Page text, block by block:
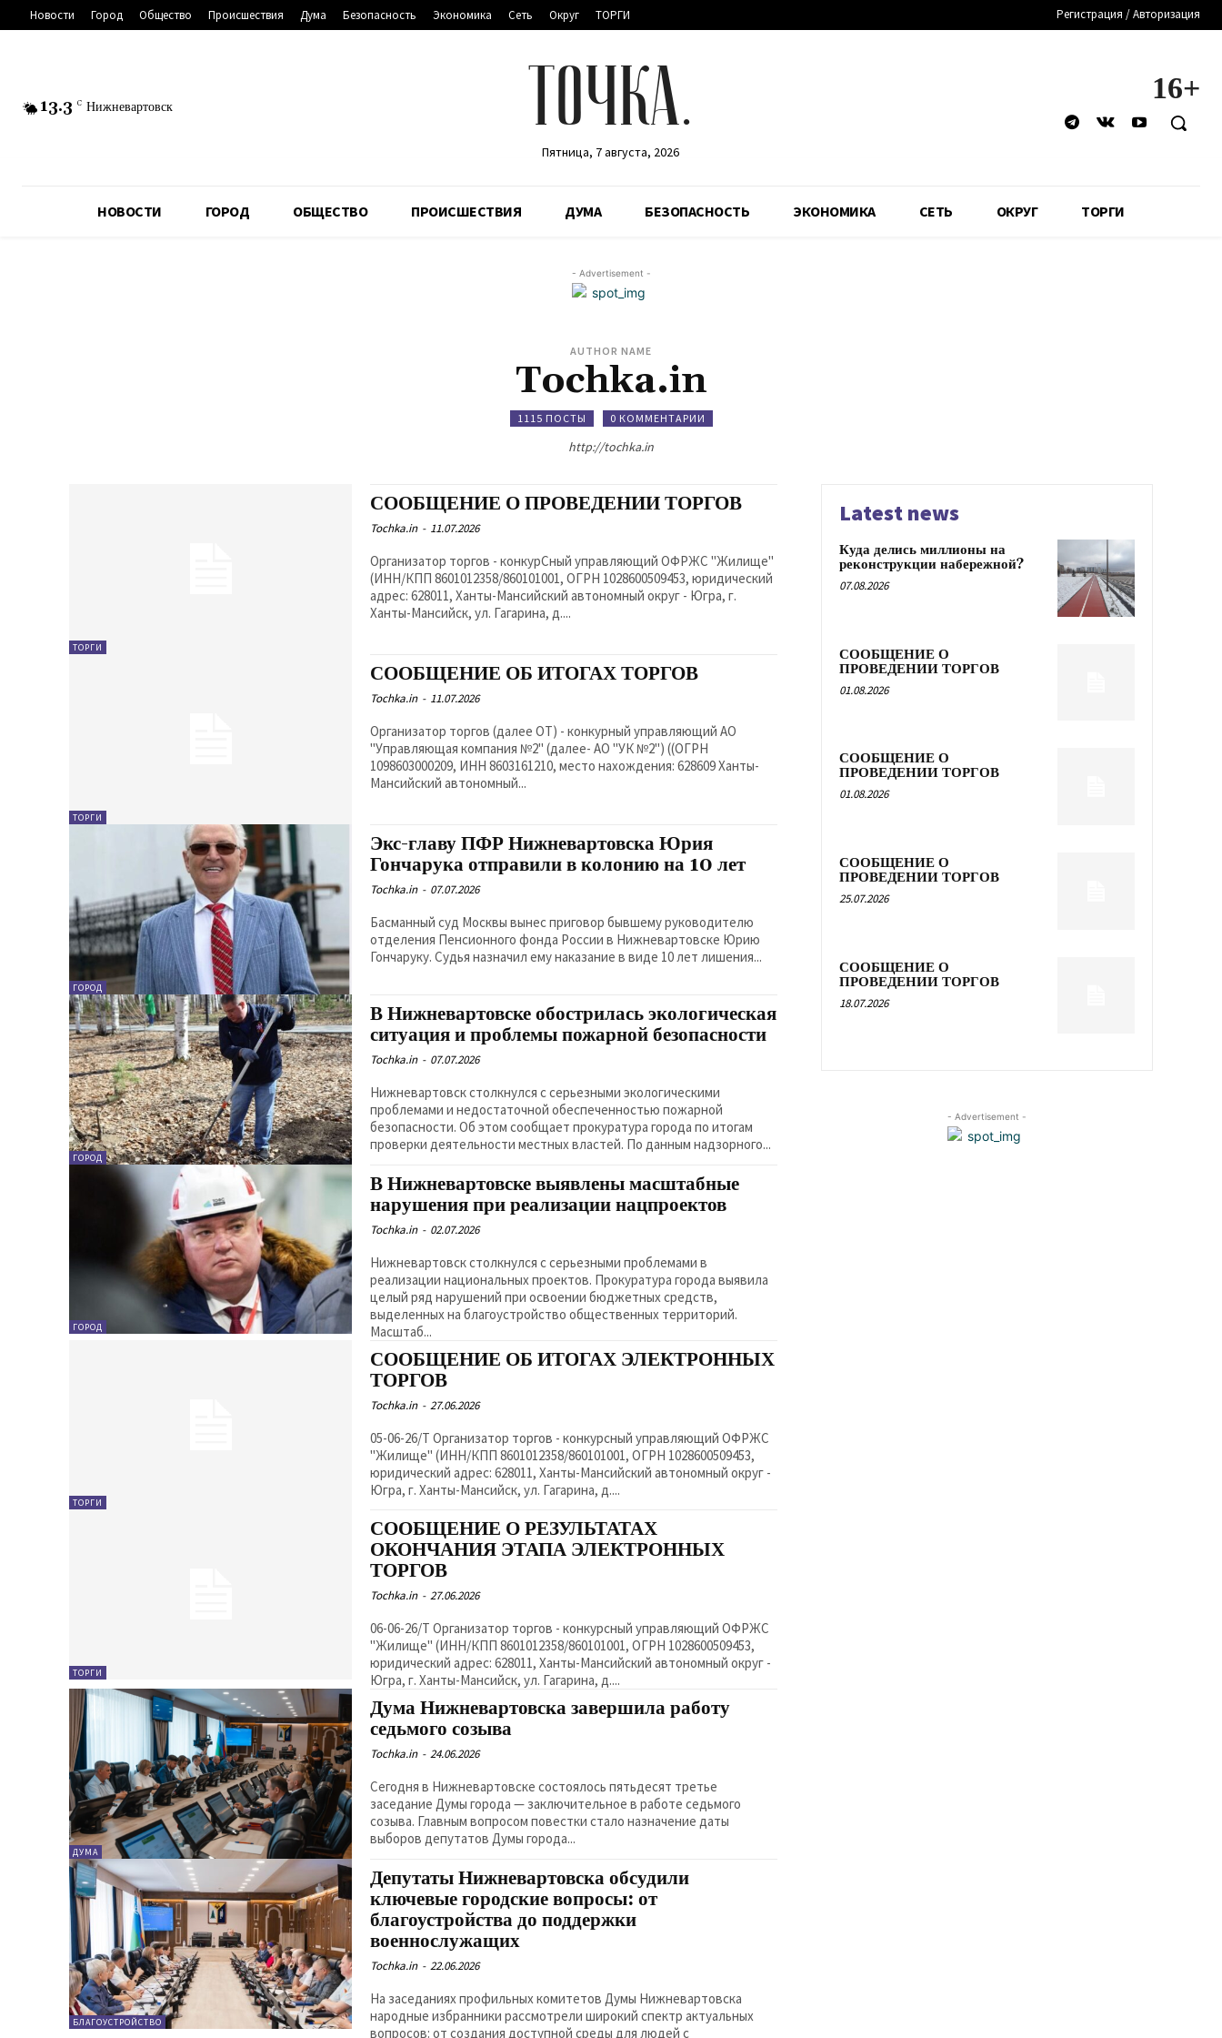
Новости Город Общество Происшествия Дума Безопасность Экономика Сеть Округ ТОРГИ Регистрация / Авторизация
13.3 C Нижневартовск ТОЧКА.
Пятница, 7 августа, 2026
16+
НОВОСТИ ГОРОД ОБЩЕСТВО ПРОИСШЕСТВИЯ ДУМА БЕЗОПАСНОСТЬ ЭКОНОМИКА СЕТЬ ОКРУГ ТОРГИ
- Advertisement -
AUTHOR NAME
Tochka.in
1115 ПОСТЫ 0 КОММЕНТАРИИ
http://tochka.in
ТОРГИ
СООБЩЕНИЕ О ПРОВЕДЕНИИ ТОРГОВ
Tochka.in - 11.07.2026
Организатор торгов - конкурСный управляющий ОФРЖС "Жилище"
(ИНН/КПП 8601012358/860101001, ОГРН 1028600509453, юридический
адрес: 628011, Ханты-Мансийский автономный округ - Югра, г.
Ханты-Мансийск, ул. Гагарина, д....
ТОРГИ
СООБЩЕНИЕ ОБ ИТОГАХ ТОРГОВ
Tochka.in - 11.07.2026
Организатор торгов (далее ОТ) - конкурный управляющий АО
"Управляющая компания №2" (далее- АО "УК №2") ((ОГРН
1098603000209, ИНН 8603161210, место нахождения: 628609 Ханты-
Мансийский автономный...
ГОРОД
Экс-главу ПФР Нижневартовска Юрия
Гончарука отправили в колонию на 10 лет
Tochka.in - 07.07.2026
Басманный суд Москвы вынес приговор бывшему руководителю
отделения Пенсионного фонда России в Нижневартовске Юрию
Гончаруку. Судья назначил ему наказание в виде 10 лет лишения...
ГОРОД
В Нижневартовске обострилась экологическая
ситуация и проблемы пожарной безопасности
Tochka.in - 07.07.2026
Нижневартовск столкнулся с серьезными экологическими
проблемами и недостаточной обеспеченностью пожарной
безопасности. Об этом сообщает прокуратура города по итогам
проверки деятельности местных властей. По данным надзорного...
ГОРОД
В Нижневартовске выявлены масштабные
нарушения при реализации нацпроектов
Tochka.in - 02.07.2026
Нижневартовск столкнулся с серьезными проблемами в
реализации национальных проектов. Прокуратура города выявила
целый ряд нарушений при освоении бюджетных средств,
выделенных на благоустройство общественных территорий.
Масштаб...
ТОРГИ
СООБЩЕНИЕ ОБ ИТОГАХ ЭЛЕКТРОННЫХ
ТОРГОВ
Tochka.in - 27.06.2026
05-06-26/Т Организатор торгов - конкурcный управляющий ОФРЖС
"Жилище" (ИНН/КПП 8601012358/860101001, ОГРН 1028600509453,
юридический адрес: 628011, Ханты-Мансийский автономный округ -
Югра, г. Ханты-Мансийск, ул. Гагарина, д....
ТОРГИ
СООБЩЕНИЕ О РЕЗУЛЬТАТАХ
ОКОНЧАНИЯ ЭТАПА ЭЛЕКТРОННЫХ
ТОРГОВ
Tochka.in - 27.06.2026
06-06-26/Т Организатор торгов - конкурсный управляющий ОФРЖС
"Жилище" (ИНН/КПП 8601012358/860101001, ОГРН 1028600509453,
юридический адрес: 628011, Ханты-Мансийский автономный округ -
Югра, г. Ханты-Мансийск, ул. Гагарина, д....
ДУМА
Дума Нижневартовска завершила работу
седьмого созыва
Tochka.in - 24.06.2026
Сегодня в Нижневартовске состоялось пятьдесят третье
заседание Думы города — заключительное в работе седьмого
созыва. Главным вопросом повестки стало назначение даты
выборов депутатов Думы города...
БЛАГОУСТРОЙСТВО
Депутаты Нижневартовска обсудили
ключевые городские вопросы: от
благоустройства до поддержки
военнослужащих
Tochka.in - 22.06.2026
На заседаниях профильных комитетов Думы Нижневартовска
народные избранники рассмотрели широкий спектр актуальных
вопросов: от создания доступной среды для людей с
Latest news
Куда делись миллионы на
реконструкции набережной?
07.08.2026
СООБЩЕНИЕ О
ПРОВЕДЕНИИ ТОРГОВ
01.08.2026
СООБЩЕНИЕ О
ПРОВЕДЕНИИ ТОРГОВ
01.08.2026
СООБЩЕНИЕ О
ПРОВЕДЕНИИ ТОРГОВ
25.07.2026
СООБЩЕНИЕ О
ПРОВЕДЕНИИ ТОРГОВ
18.07.2026
- Advertisement -